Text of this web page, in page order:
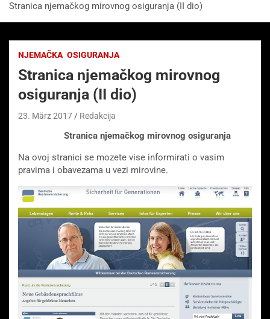
Stranica njemačkog mirovnog osiguranja (II dio)
NJEMAČKA OSIGURANJA
Stranica njemačkog mirovnog
osiguranja (II dio)
23. März 2017 Redakcija
Stranica njemačkog mirovnog osiguranja
Na ovoj stranici se mozete vise informirati o vasim
pravima i obavezama u vezi mirovine.